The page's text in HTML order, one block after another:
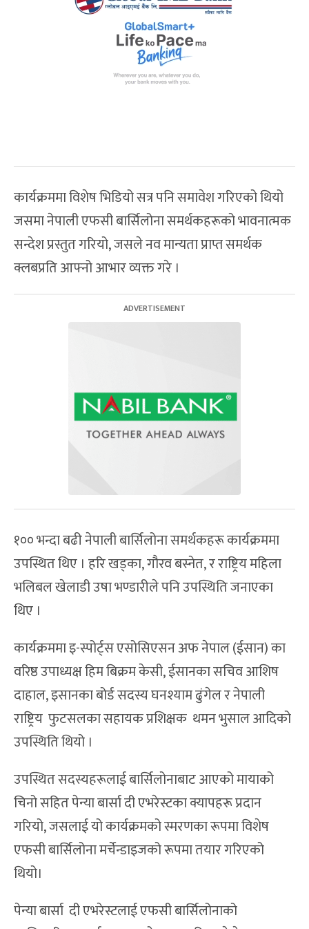
कार्यक्रममा विशेष भिडियो सत्र पनि समावेश गरिएको थियो
जसमा नेपाली एफसी बार्सिलोना समर्थकहरूको भावनात्मक
सन्देश प्रस्तुत गरियो, जसले नव मान्यता प्राप्त समर्थक
क्लबप्रति आफ्नो आभार व्यक्त गरे ।
१०० भन्दा बढी नेपाली बार्सिलोना समर्थकहरू कार्यक्रममा
उपस्थित थिए । हरि खड्का, गौरव बस्नेत, र राष्ट्रिय महिला
भलिबल खेलाडी उषा भण्डारीले पनि उपस्थिति जनाएका
थिए ।
कार्यक्रममा इ-स्पोर्ट्स एसोसिएसन अफ नेपाल (ईसान) का
वरिष्ठ उपाध्यक्ष हिम बिक्रम केसी, ईसानका सचिव आशिष